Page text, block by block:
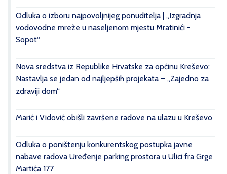
Odluka o izboru najpovoljnijeg ponuditelja | „Izgradnja
vodovodne mreže u naseljenom mjestu Mratinići -
Sopot“
Nova sredstva iz Republike Hrvatske za općinu Kreševo:
Nastavlja se jedan od najljepših projekata – „Zajedno za
zdraviji dom“
Marić i Vidović obišli završene radove na ulazu u Kreševo
Odluka o poništenju konkurentskog postupka javne
nabave radova Uređenje parking prostora u Ulici fra Grge
Martića 177